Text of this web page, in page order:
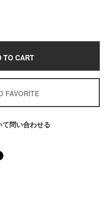
TO CART
FAVORITE
て問い合わせる